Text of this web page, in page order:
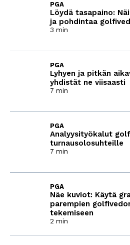
Löydä tasapaino:
ja pohdintaa
PGA
3 min
Lyhyen ja pitkän
yhdistät ne viisaasti
PGA
7 min
Analyysityökalut
turnausolosuhteille
PGA
7 min
Näe kuviot: Käytä
parempien
tekemiseen
PGA
2 min